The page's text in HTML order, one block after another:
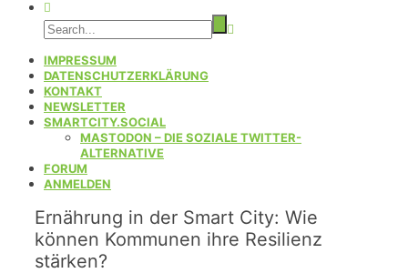
IMPRESSUM
DATENSCHUTZERKLÄRUNG
KONTAKT
NEWSLETTER
SMARTCITY.SOCIAL
MASTODON – DIE SOZIALE TWITTER-
ALTERNATIVE
FORUM
ANMELDEN
Ernährung in der Smart City: Wie
können Kommunen ihre Resilienz
stärken?